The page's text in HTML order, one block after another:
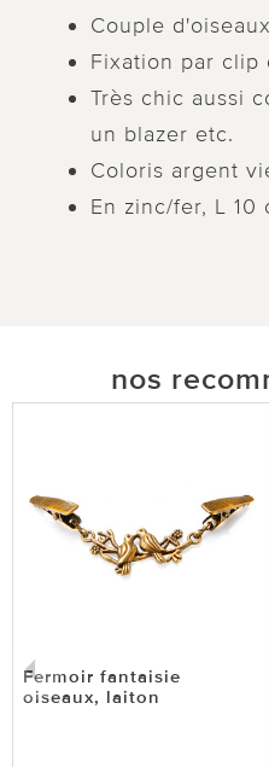
Couple
Fixation par clip
Très chic aussi
un blazer etc.
Coloris argent
En zinc/fer, L 10
nos
Fermoir fantaisie
oiseaux, laiton